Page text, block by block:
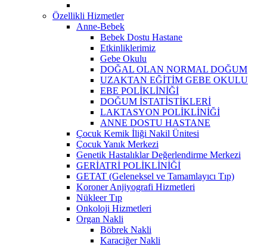
Özellikli Hizmetler
Anne-Bebek
Bebek Dostu Hastane
Etkinliklerimiz
Gebe Okulu
DOĞAL OLAN NORMAL DOĞUM
UZAKTAN EĞİTİM GEBE OKULU
EBE POLİKLİNİĞİ
DOĞUM İSTATİSTİKLERİ
LAKTASYON POLİKLİNİĞİ
ANNE DOSTU HASTANE
Çocuk Kemik İliği Nakil Ünitesi
Çocuk Yanık Merkezi
Genetik Hastalıklar Değerlendirme Merkezi
GERİATRİ POLİKLİNİĞİ
GETAT (Geleneksel ve Tamamlayıcı Tıp)
Koroner Anjiyografi Hizmetleri
Nükleer Tıp
Onkoloji Hizmetleri
Organ Nakli
Böbrek Nakli
Karaciğer Nakli